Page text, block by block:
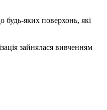
яких поверхонь, які
зайнялася вивченням